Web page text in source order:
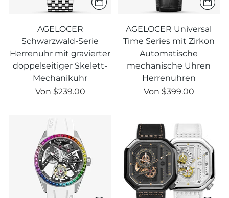
AGELOCER
Schwarzwald-Serie
Herrenuhr mit gravierter
doppelseitiger Skelett-
Mechanikuhr
Regulärer
Von $239.00
AGELOCER Universal
Time Series mit Zirkon
Automatische
mechanische Uhren
Herrenuhren
Regulärer
Von $399.00